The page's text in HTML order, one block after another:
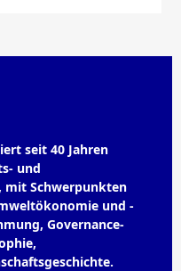
seit 40 Jahren
und
mit Schwerpunkten
und -
Governance-